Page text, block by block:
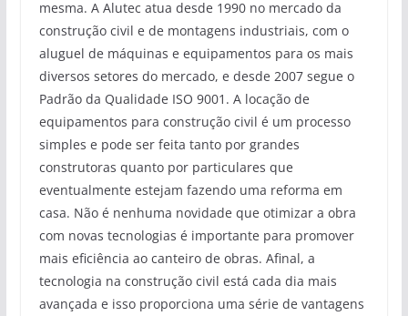
mesma. A Alutec atua desde 1990 no mercado da
construção civil e de montagens industriais, com o
aluguel de máquinas e equipamentos para os mais
diversos setores do mercado, e desde 2007 segue o
Padrão da Qualidade ISO 9001. A locação de
equipamentos para construção civil é um processo
simples e pode ser feita tanto por grandes
construtoras quanto por particulares que
eventualmente estejam fazendo uma reforma em
casa. Não é nenhuma novidade que otimizar a obra
com novas tecnologias é importante para promover
mais eficiência ao canteiro de obras. Afinal, a
tecnologia na construção civil está cada dia mais
avançada e isso proporciona uma série de vantagens